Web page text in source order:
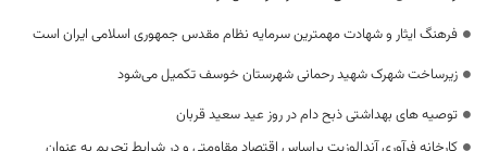
فرهنگ ایثار و شهادت مهمترین سرمایه نظام مقدس جمهوری اسلامی ایران است
زیرساخت شهرک شهید رحمانی شهرستان خوسف تکمیل می‌شود
توصیه های بهداشتی ذبح دام در روز عید سعید قربان